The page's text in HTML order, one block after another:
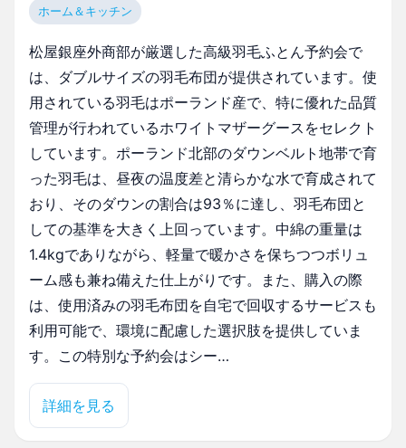
ホーム＆キッチン
松屋銀座外商部が厳選した高級羽毛ふとん予約会で
は、ダブルサイズの羽毛布団が提供されています。使
用されている羽毛はポーランド産で、特に優れた品質
管理が行われているホワイトマザーグースをセレクト
しています。ポーランド北部のダウンベルト地帯で育
った羽毛は、昼夜の温度差と清らかな水で育成されて
おり、そのダウンの割合は93％に達し、羽毛布団と
しての基準を大きく上回っています。中綿の重量は
1.4kgでありながら、軽量で暖かさを保ちつつボリュ
ーム感も兼ね備えた仕上がりです。また、購入の際
は、使用済みの羽毛布団を自宅で回収するサービスも
利用可能で、環境に配慮した選択肢を提供していま
す。この特別な予約会はシー…
詳細を見る